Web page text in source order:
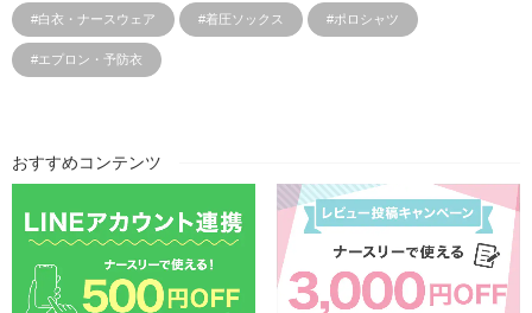
#白衣・ナースウェア #着圧ソックス #ポロシャツ
#エプロン・予防衣
おすすめコンテンツ